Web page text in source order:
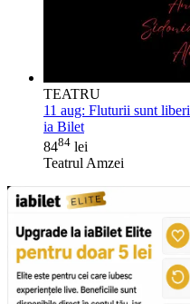
TEATRU
11 aug: Fluturii sunt liberi
ia Bilet
8484 lei
Teatrul Amzei